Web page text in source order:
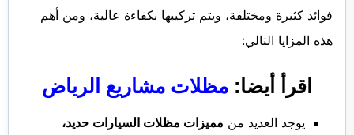
فوائد كثيرة ومختلفة، ويتم تركيبها بكفاءة عالية، ومن أهم
هذه المزايا التالي:
اقرأ أيضا: مظلات مشاريع الرياض
يوجد العديد من مميزات مظلات السيارات حديد،